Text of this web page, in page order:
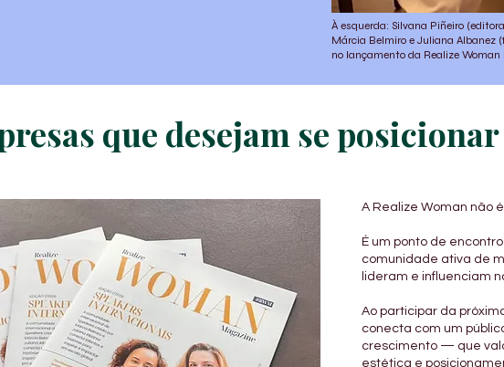
À esquerda: Silvana Piñeiro
Márcia Belmiro e Juliana Albanez
no lançamento da Realize
que desejam se
A Realize Woman não
É um ponto de
comunidade ativa de
lideram e influenciam
Ao participar da
conecta com um
crescimento — que
estética e